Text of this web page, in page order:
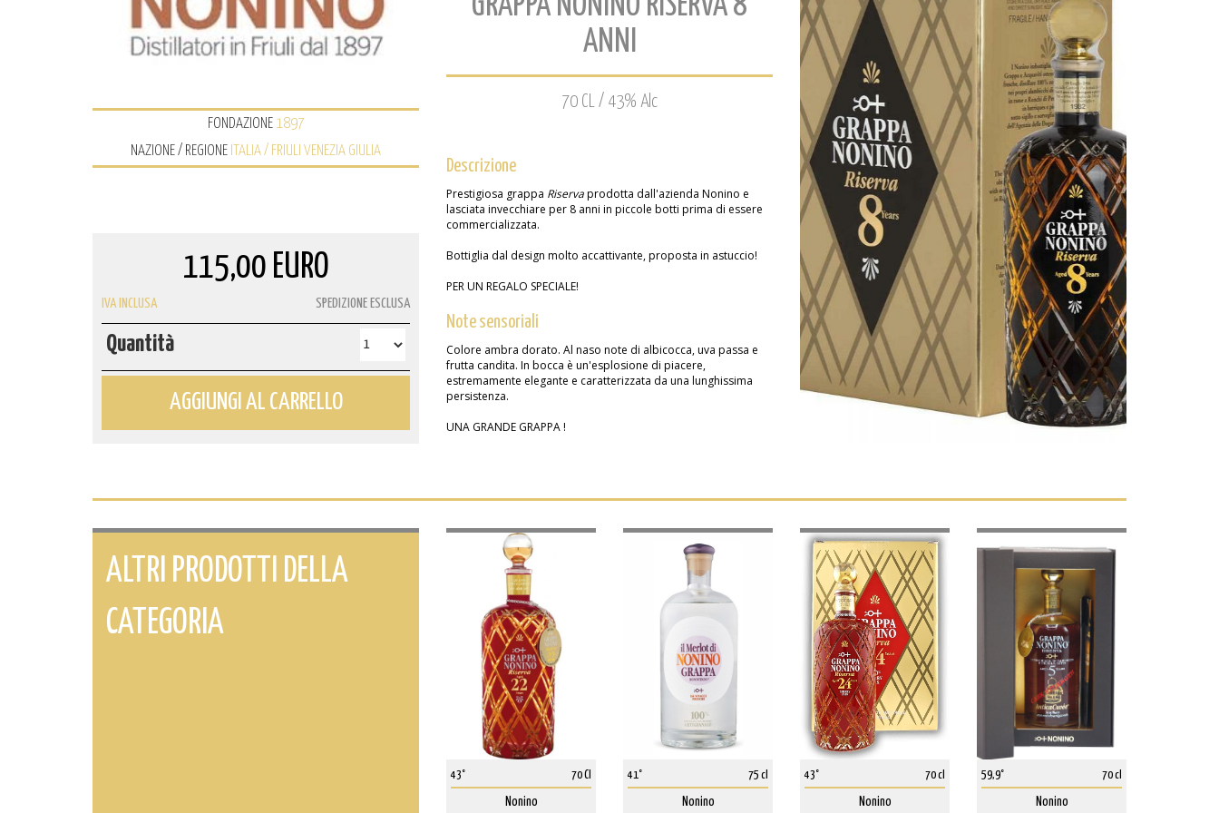
FONDAZIONE 1897
NAZIONE / REGIONE
ITALIA / FRIULI VENEZIA GIULIA
115,00 EURO
IVA INCLUSA SPEDIZIONE ESCLUSA
Quantità
AGGIUNGI AL CARRELLO
GRAPPA NONINO RISERVA 8
ANNI
70 CL / 43% Alc
Descrizione
Prestigiosa grappa Riservaprodotta dall'azienda Nonino e
lasciata invecchiare per 8 anni in piccole botti prima di essere
commercializzata.
Bottiglia dal design molto accattivante, proposta in astuccio!
PER UN REGALO SPECIALE!
Note sensoriali
Colore ambra dorato. Al naso note di albicocca, uva passa e
frutta candita. In bocca è un'esplosione di piacere,
estremamente elegante e caratterizzata da una lunghissima
persistenza.
UNA GRANDE GRAPPA !
ALTRI PRODOTTI DELLA
CATEGORIA
43° 70 Cl
Nonino
41° 75 cl
Nonino
43° 70 cl
Nonino
59,9° 70 cl
Nonino